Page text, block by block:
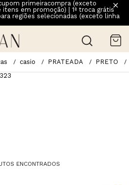
primeiracompra (exceto
itens em promoção) | 1ª troca grátis
regiões selecionadas (exceto linha
casio PRATEADA PRETO
ENCONTRADOS